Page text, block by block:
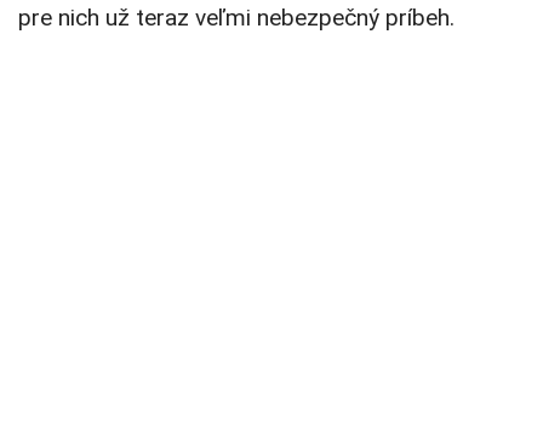
pre nich už teraz veľmi nebezpečný príbeh.